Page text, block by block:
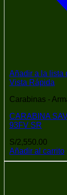
Añadir a la lista
Vista Rápida
Carabinas -
CARABINA
93FV SR
S/2,550.00
Añadir al carrito